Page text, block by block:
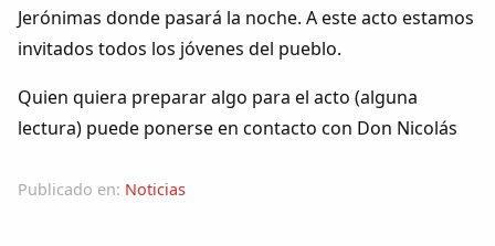
Jerónimas donde pasará la noche. A este acto estamos
invitados todos los jóvenes del pueblo.
Quien quiera preparar algo para el acto (alguna
lectura) puede ponerse en contacto con Don Nicolás
Publicado en: Noticias